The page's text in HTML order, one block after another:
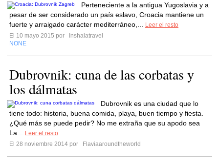
Perteneciente a la antigua Yugoslavia y a
pesar de ser considerado un país eslavo, Croacia mantiene un
fuerte y arraigado carácter mediterráneo,...
Leer el resto
El 10 mayo 2015 por
Inshalatravel
NONE
Dubrovnik: cuna de las corbatas y
los dálmatas
Dubrovnik es una ciudad que lo
tiene todo: historia, buena comida, playa, buen tiempo y fiesta.
¿Qué más se puede pedir? No me extraña que su apodo sea
La...
Leer el resto
El 28 noviembre 2014 por
Flaviaaroundtheworld